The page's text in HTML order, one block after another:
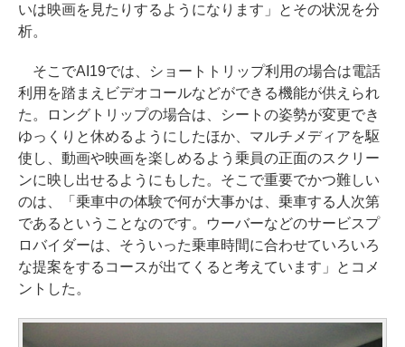
いは映画を見たりするようになります」とその状況を分
析。
そこでAI19では、ショートトリップ利用の場合は電話
利用を踏まえビデオコールなどができる機能が供えられ
た。ロングトリップの場合は、シートの姿勢が変更でき
ゆっくりと休めるようにしたほか、マルチメディアを駆
使し、動画や映画を楽しめるよう乗員の正面のスクリー
ンに映し出せるようにもした。そこで重要でかつ難しい
のは、「乗車中の体験で何が大事かは、乗車する人次第
であるということなのです。ウーバーなどのサービスプ
ロバイダーは、そういった乗車時間に合わせていろいろ
な提案をするコースが出てくると考えています」とコメ
ントした。